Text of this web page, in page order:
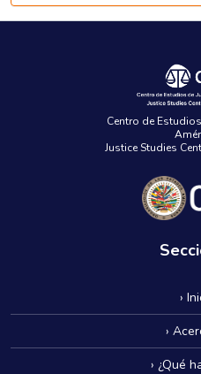
Centro de
Justice Studies
›
›
› ¿Qué